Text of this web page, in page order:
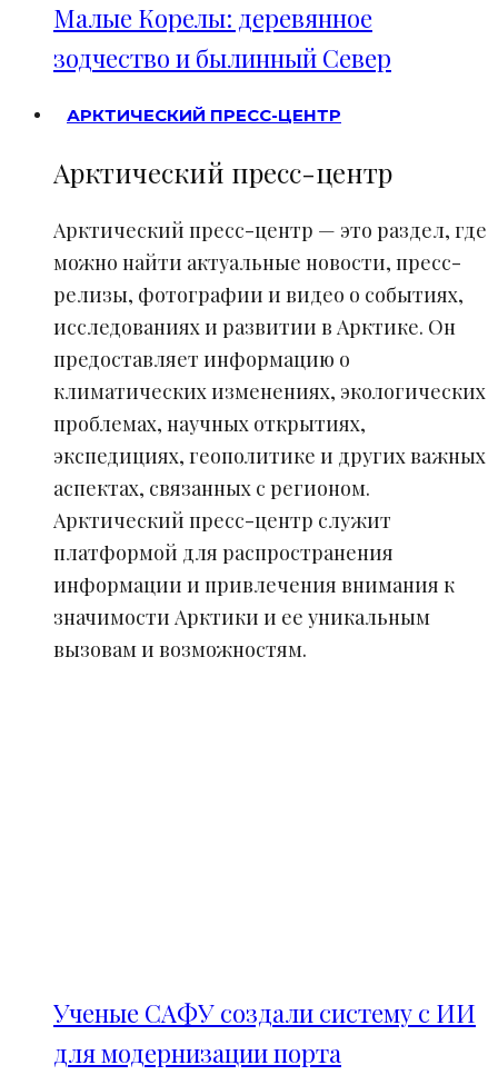
Малые Корелы: деревянное
зодчество и былинный Север
АРКТИЧЕСКИЙ ПРЕСС-ЦЕНТР
Арктический пресс-центр
Арктический пресс-центр — это раздел, где
можно найти актуальные новости, пресс-
релизы, фотографии и видео о событиях,
исследованиях и развитии в Арктике. Он
предоставляет информацию о
климатических изменениях, экологических
проблемах, научных открытиях,
экспедициях, геополитике и других важных
аспектах, связанных с регионом.
Арктический пресс-центр служит
платформой для распространения
информации и привлечения внимания к
значимости Арктики и ее уникальным
вызовам и возможностям.
Ученые САФУ создали систему с ИИ
для модернизации порта